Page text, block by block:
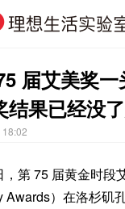
届艾美奖
结果已经没
第 75 届黄金时段
Awards）在洛杉矶